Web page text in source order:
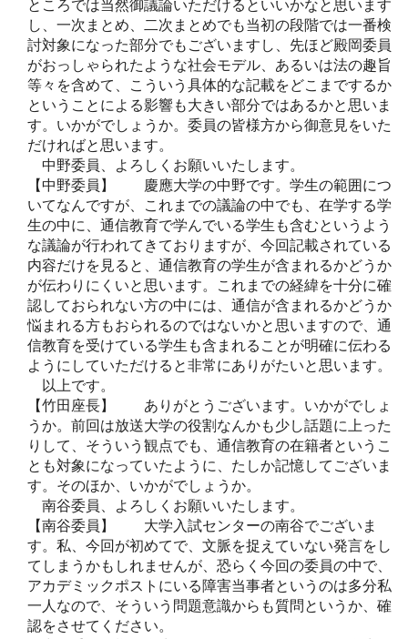
ところでは当然御議論いただけるといいかなと思います
し、一次まとめ、二次まとめでも当初の段階では一番検
討対象になった部分でもございますし、先ほど殿岡委員
がおっしゃられたような社会モデル、あるいは法の趣旨
等々を含めて、こういう具体的な記載をどこまでするか
ということによる影響も大きい部分ではあるかと思いま
す。いかがでしょうか。委員の皆様方から御意見をいた
だければと思います。
中野委員、よろしくお願いいたします。
【中野委員】 慶應大学の中野です。学生の範囲につ
いてなんですが、これまでの議論の中でも、在学する学
生の中に、通信教育で学んでいる学生も含むというよう
な議論が行われてきておりますが、今回記載されている
内容だけを見ると、通信教育の学生が含まれるかどうか
が伝わりにくいと思います。これまでの経緯を十分に確
認しておられない方の中には、通信が含まれるかどうか
悩まれる方もおられるのではないかと思いますので、通
信教育を受けている学生も含まれることが明確に伝わる
ようにしていただけると非常にありがたいと思います。
以上です。
【竹田座長】 ありがとうございます。いかがでしょ
うか。前回は放送大学の役割なんかも少し話題に上った
りして、そういう観点でも、通信教育の在籍者というこ
とも対象になっていたように、たしか記憶してございま
す。そのほか、いかがでしょうか。
南谷委員、よろしくお願いいたします。
【南谷委員】 大学入試センターの南谷でございま
す。私、今回が初めてで、文脈を捉えていない発言をし
てしまうかもしれませんが、恐らく今回の委員の中で、
アカデミックポストにいる障害当事者というのは多分私
一人なので、そういう問題意識からも質問というか、確
認をさせてください。